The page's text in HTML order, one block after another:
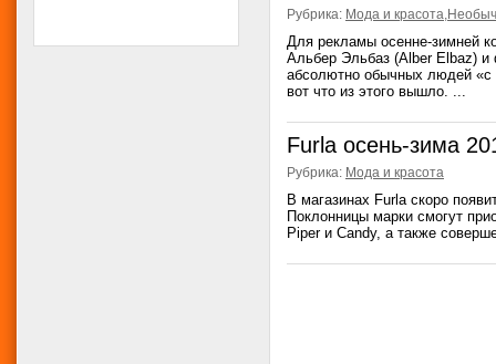
Рубрика: Мода и красота,
Для рекламы осенне-зимней
Альбер Эльбаз (Alber Elbaz)
абсолютно обычных людей «с
вот что из этого вышло. ...
Furla осень-зима
Рубрика: Мода и красота
В магазинах Furla скоро
Поклонницы марки смогут
Piper и Candy, а также